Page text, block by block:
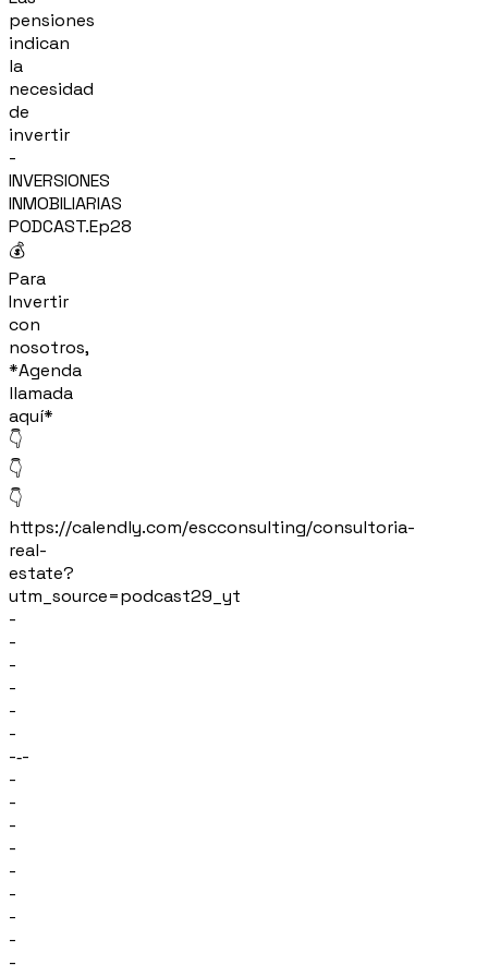
pensiones
indican
la
necesidad
de
invertir
-
INVERSIONES
INMOBILIARIAS
PODCAST.Ep28
💰
Para
Invertir
con
nosotros,
*Agenda
llamada
aquí*
👇
👇
👇
https://calendly.com/escconsulting/consultoria-
real-
estate?
utm_source=podcast29_yt
-
-
-
-
-
-
-‐-
-
-
-
-
-
-
-
-
-